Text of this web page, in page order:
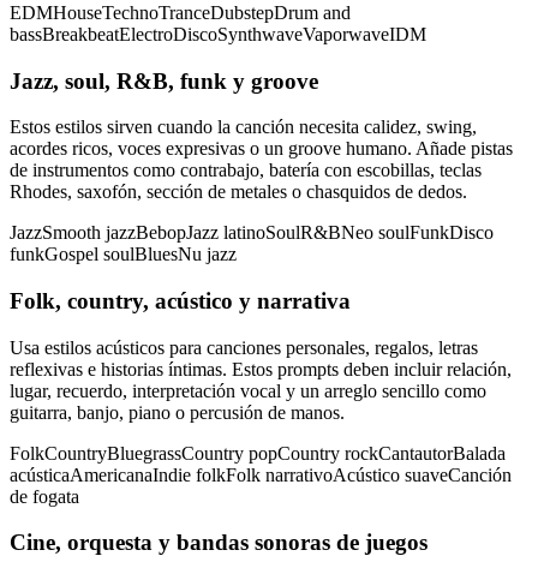
EDMHouseTechnoTranceDubstepDrum and
bassBreakbeatElectroDiscoSynthwaveVaporwaveIDM
Jazz, soul, R&B, funk y groove
Estos estilos sirven cuando la canción necesita calidez, swing,
acordes ricos, voces expresivas o un groove humano. Añade pistas
de instrumentos como contrabajo, batería con escobillas, teclas
Rhodes, saxofón, sección de metales o chasquidos de dedos.
JazzSmooth jazzBebopJazz latinoSoulR&BNeo soulFunkDisco
funkGospel soulBluesNu jazz
Folk, country, acústico y narrativa
Usa estilos acústicos para canciones personales, regalos, letras
reflexivas e historias íntimas. Estos prompts deben incluir relación,
lugar, recuerdo, interpretación vocal y un arreglo sencillo como
guitarra, banjo, piano o percusión de manos.
FolkCountryBluegrassCountry popCountry rockCantautorBalada
acústicaAmericanaIndie folkFolk narrativoAcústico suaveCanción
de fogata
Cine, orquesta y bandas sonoras de juegos